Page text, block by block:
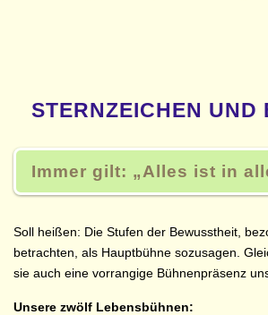
STERNZEICHEN UND
Immer gilt: Alles ist in
Soll heißen: Die Stufen der Bewusstheit,
betrachten, als Hauptbühne sozusagen.
sie auch eine vorrangige Bühnenpräsenz
Unsere zwölf Lebensbühnen: